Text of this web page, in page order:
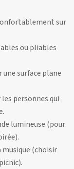
sur
ou pliables
surface plane
personnes qui
lumineuse (pour
musique (choisir